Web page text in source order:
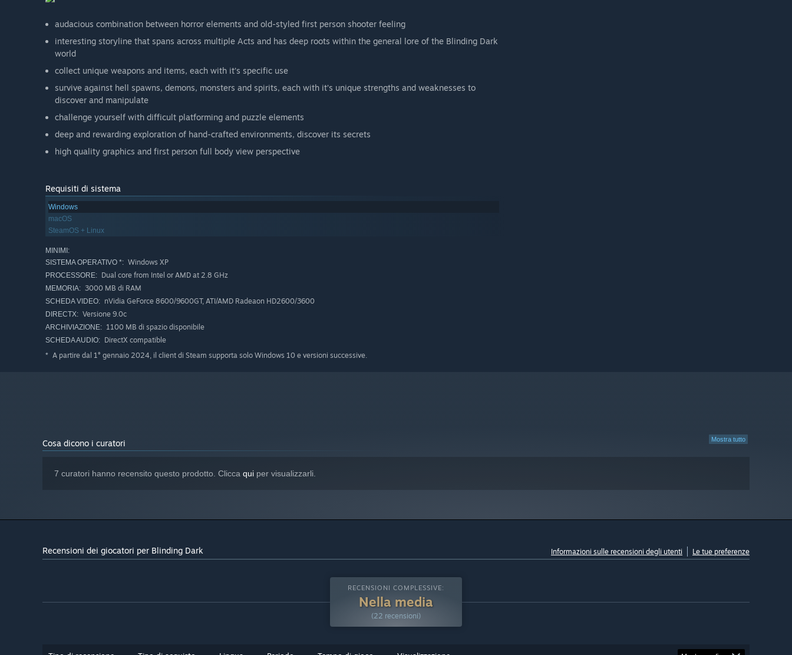
audacious combination between horror elements and old-styled first person shooter feeling
interesting storyline that spans across multiple Acts and has deep roots within the general lore of the Blinding Dark
world
collect unique weapons and items, each with it’s specific use
survive against hell spawns, demons, monsters and spirits, each with it’s unique strengths and weaknesses to
discover and manipulate
challenge yourself with difficult platforming and puzzle elements
deep and rewarding exploration of hand-crafted environments, discover its secrets
high quality graphics and first person full body view perspective
Requisiti di sistema
Windows
macOS
SteamOS + Linux
MINIMI:
SISTEMA OPERATIVO *: Windows XP
PROCESSORE: Dual core from Intel or AMD at 2.8 GHz
MEMORIA: 3000 MB di RAM
SCHEDA VIDEO: nVidia GeForce 8600/9600GT, ATI/AMD Radeaon HD2600/3600
DIRECTX: Versione 9.0c
ARCHIVIAZIONE: 1100 MB di spazio disponibile
SCHEDA AUDIO: DirectX compatible
* A partire dal 1° gennaio 2024, il client di Steam supporta solo Windows 10 e versioni successive.
Mostra tutto
Cosa dicono i curatori
7 curatori hanno recensito questo prodotto. Clicca qui per visualizzarli.
Recensioni dei giocatori per Blinding Dark Informazioni sulle recensioni degli utenti Le tue preferenze
RECENSIONI COMPLESSIVE:
Nella media
(22 recensioni)